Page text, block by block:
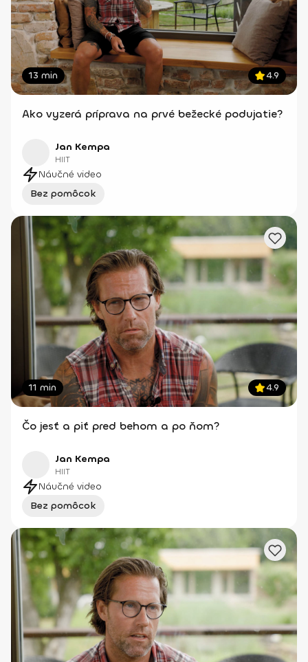
13 min 4.9
Ako vyzerá príprava na prvé bežecké podujatie?
Jan Kempa
HIIT
Náučné video
Bez pomôcok
11 min 4.9
Čo jesť a piť pred behom a po ňom?
Jan Kempa
HIIT
Náučné video
Bez pomôcok